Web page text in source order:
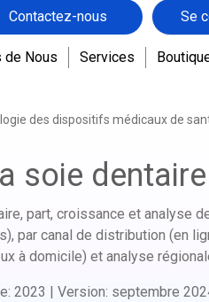
Contactez-nous Se
de Nous Services
des dispositifs médicaux de
soie dentaire
part, croissance et analyse
par canal de distribution (en
à domicile) et analyse
: 2023 Version: septembre